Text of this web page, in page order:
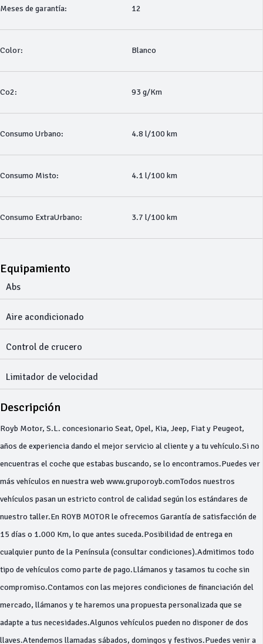
Meses de garantía: 12
Color: Blanco
Co2: 93 g/Km
Consumo Urbano: 4.8 l/100 km
Consumo Misto: 4.1 l/100 km
Consumo ExtraUrbano: 3.7 l/100 km
Equipamiento
Abs
Aire acondicionado
Control de crucero
Limitador de velocidad
Descripción
Royb Motor, S.L. concesionario Seat, Opel, Kia, Jeep, Fiat y Peugeot,
años de experiencia dando el mejor servicio al cliente y a tu vehículo.Si no
encuentras el coche que estabas buscando, se lo encontramos.Puedes ver
más vehículos en nuestra web www.gruporoyb.comTodos nuestros
vehículos pasan un estricto control de calidad según los estándares de
nuestro taller.En ROYB MOTOR le ofrecemos Garantía de satisfacción de
15 días o 1.000 Km, lo que antes suceda.Posibilidad de entrega en
cualquier punto de la Península (consultar condiciones).Admitimos todo
tipo de vehículos como parte de pago.Llámanos y tasamos tu coche sin
compromiso.Contamos con las mejores condiciones de financiación del
mercado, llámanos y te haremos una propuesta personalizada que se
adapte a tus necesidades.Algunos vehículos pueden no disponer de dos
llaves.Atendemos llamadas sábados, domingos y festivos.Puedes venir a